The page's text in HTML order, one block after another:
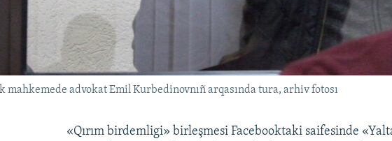
mahkemede advokat Emil Kurbedinovnıñ arqasında tura, arhiv fotosı
«Qırım birdemligi» birleşmesi Facebooktaki saifesinde